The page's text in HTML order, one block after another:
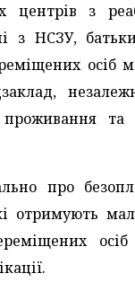
центрів з
з НСЗУ,
осіб
проживання
про
отримують